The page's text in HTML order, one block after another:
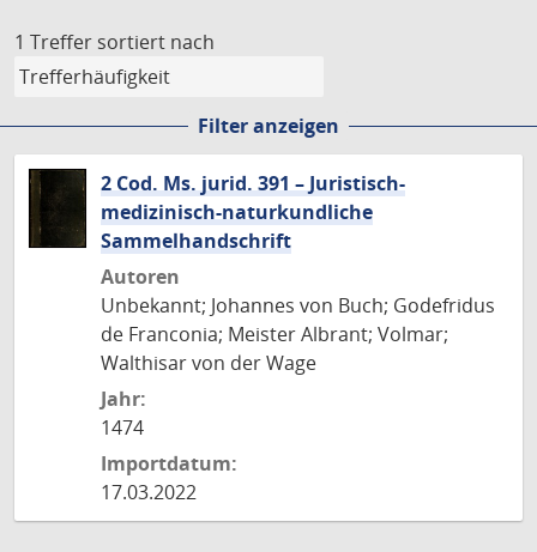
1 Treffer sortiert nach
Filter anzeigen
2 Cod. Ms. jurid. 391 – Juristisch-
medizinisch-naturkundliche
Sammelhandschrift
Autoren
Unbekannt; Johannes von Buch; Godefridus
de Franconia; Meister Albrant; Volmar;
Walthisar von der Wage
Jahr:
1474
Importdatum:
17.03.2022